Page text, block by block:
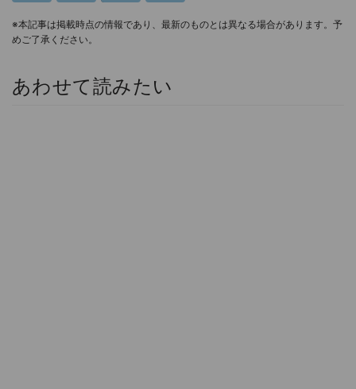
※本記事は掲載時点の情報であり、最新のものとは異なる場合があります。予
めご了承ください。
あわせて読みたい